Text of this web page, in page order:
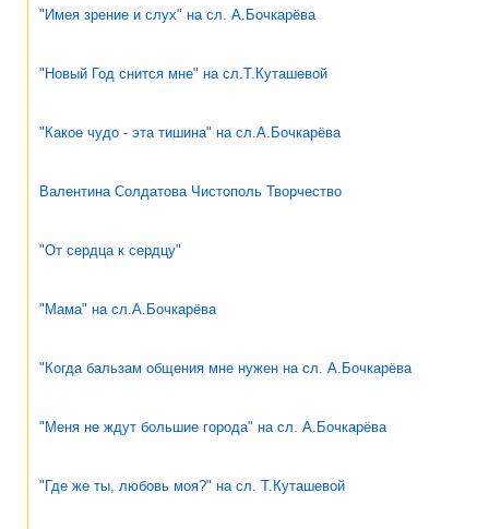
"Имея зрение и слух" на сл. А.Бочкарёва
"Новый Год снится мне" на сл.Т.Куташевой
"Какое чудо - эта тишина" на сл.А.Бочкарёва
Валентина Солдатова Чистополь Творчество
"От сердца к сердцу"
"Мама" на сл.А.Бочкарёва
"Когда бальзам общения мне нужен на сл. А.Бочкарёва
"Меня не ждут большие города" на сл. А.Бочкарёва
"Где же ты, любовь моя?" на сл. Т.Куташевой